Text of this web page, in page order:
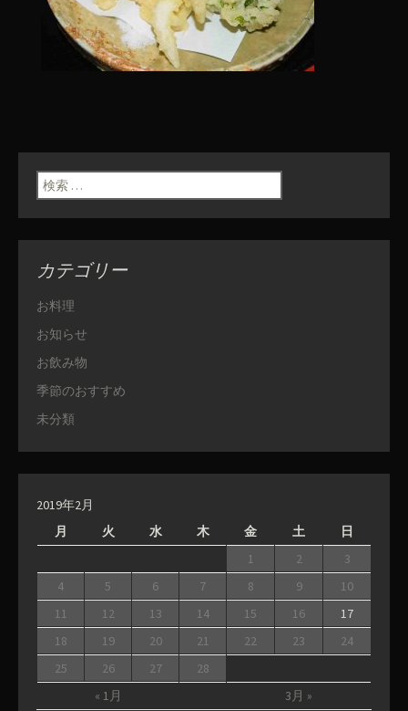
検索:
カテゴリー
お料理
お知らせ
お飲み物
季節のおすすめ
未分類
2019年2月
月
火 水 木 金 土 日
« 1月 3月 »
1 2
3
4
5 6 7 8 9
10
11
12 13 14 15 16
17
18
19 20 21 22 23
24
25
26 27 28